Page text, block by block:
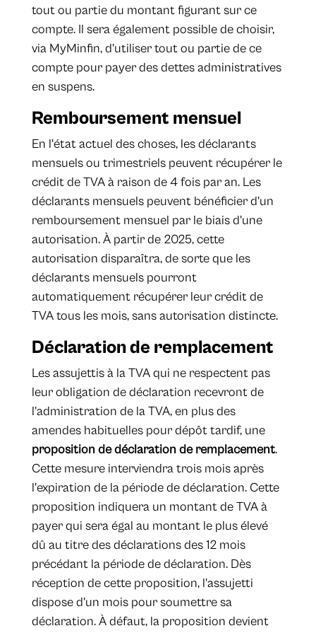
tout ou partie du montant figurant sur ce
compte. Il sera également possible de choisir,
via MyMinfin, d'utiliser tout ou partie de ce
compte pour payer des dettes administratives
en suspens.
Remboursement mensuel
En l'état actuel des choses, les déclarants
mensuels ou trimestriels peuvent récupérer le
crédit de TVA à raison de 4 fois par an. Les
déclarants mensuels peuvent bénéficier d'un
remboursement mensuel par le biais d'une
autorisation. À partir de 2025, cette
autorisation disparaîtra, de sorte que les
déclarants mensuels pourront
automatiquement récupérer leur crédit de
TVA tous les mois, sans autorisation distincte.
Déclaration de remplacement
Les assujettis à la TVA qui ne respectent pas
leur obligation de déclaration recevront de
l’administration de la TVA, en plus des
amendes habituelles pour dépôt tardif, une
proposition de déclaration de remplacement.
Cette mesure interviendra trois mois après
l'expiration de la période de déclaration. Cette
proposition indiquera un montant de TVA à
payer qui sera égal au montant le plus élevé
dû au titre des déclarations des 12 mois
précédant la période de déclaration. Dès
réception de cette proposition, l'assujetti
dispose d'un mois pour soumettre sa
déclaration. À défaut, la proposition devient